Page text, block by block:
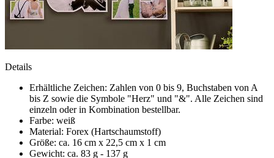
Details
Erhältliche Zeichen: Zahlen von 0 bis 9, Buchstaben von A
bis Z sowie die Symbole "Herz" und "&". Alle Zeichen sind
einzeln oder in Kombination bestellbar.
Farbe: weiß
Material: Forex (Hartschaumstoff)
Größe: ca. 16 cm x 22,5 cm x 1 cm
Gewicht: ca. 83 g - 137 g